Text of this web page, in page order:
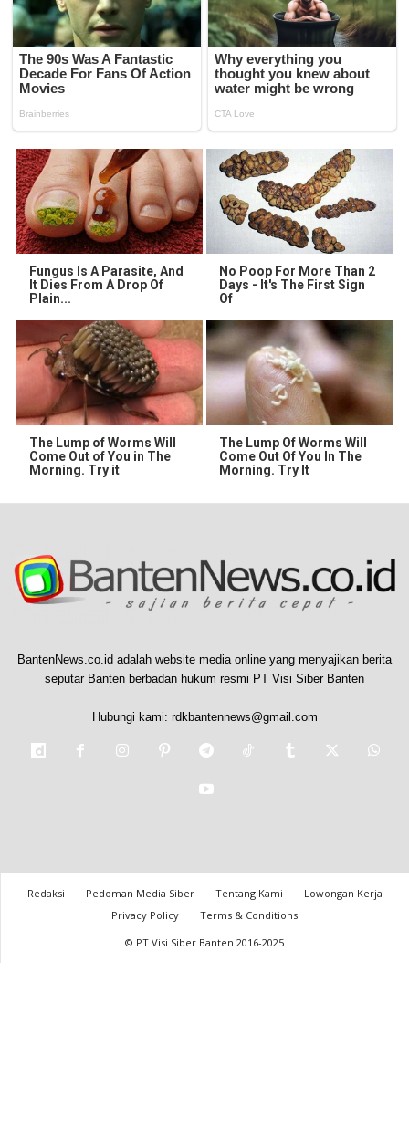
Fungus Is A Parasite, And
It Dies From A Drop Of
Plain...
No Poop For More Than 2
Days - It's The First Sign
Of
The Lump of Worms Will
Come Out of You in The
Morning. Try it
The Lump Of Worms Will
Come Out Of You In The
Morning. Try It
BantenNews.co.id adalah website media online yang menyajikan berita
seputar Banten berbadan hukum resmi PT Visi Siber Banten
Hubungi kami: rdkbantennews@gmail.com
Redaksi Pedoman Media Siber Tentang Kami
Lowongan Kerja
Privacy Policy
Terms & Conditions
© PT Visi Siber Banten 2016-2025